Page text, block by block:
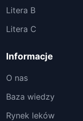
Litera B
Litera C
Informacje
O nas
Baza wiedzy
Rynek leków